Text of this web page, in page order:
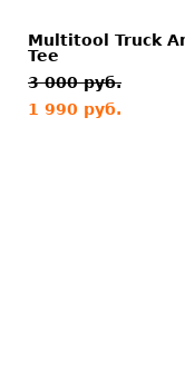
Multitool Truck
Tee
3 000 pуб.
1 990 pуб.